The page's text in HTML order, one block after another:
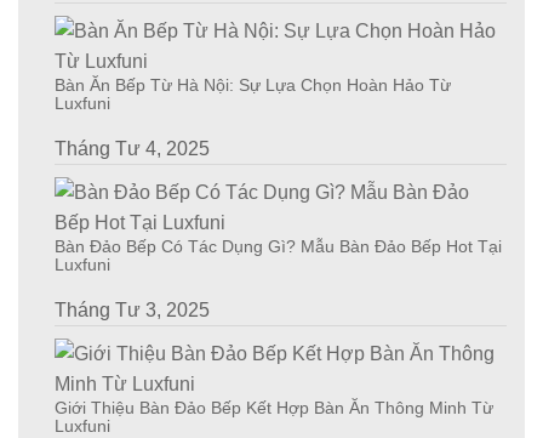
Bàn Ăn Bếp Từ Hà Nội: Sự Lựa Chọn Hoàn Hảo Từ
Luxfuni
Tháng Tư 4, 2025
Bàn Đảo Bếp Có Tác Dụng Gì? Mẫu Bàn Đảo Bếp Hot Tại
Luxfuni
Tháng Tư 3, 2025
Giới Thiệu Bàn Đảo Bếp Kết Hợp Bàn Ăn Thông Minh Từ
Luxfuni